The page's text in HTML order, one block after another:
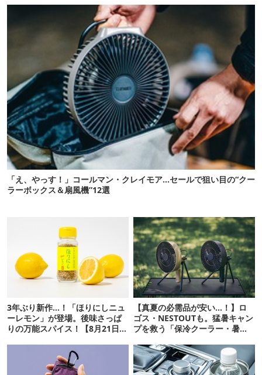
「え、やっす！」コールマン・クレイモア…セールで狙い目の“クー
ラーボックス＆扇風機”12選
3年ぶり新作…！「ほりにしニュ
ーレモン」が登場。後味さっぱ
りの万能スパイス！【8月21日発
【真夏の必需品が安い…！】ロ
ゴス・NESTOUTも。猛暑キャン
プを救う「保冷クーラー・暑さ